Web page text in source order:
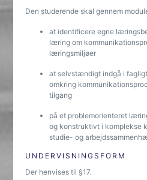
Den studerende skal gennem
at identificere egne
læring om
læringsmiljøer
at selvstændigt indgå i
omkring
tilgang
på et problemorienteret
og konstruktivt i komplekse
studie- og
UNDERVISNINGSFORM
Der henvises til §17.